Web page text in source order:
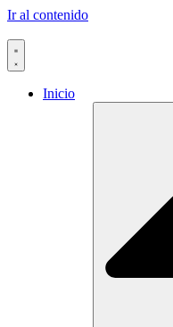
Ir al contenido
Inicio